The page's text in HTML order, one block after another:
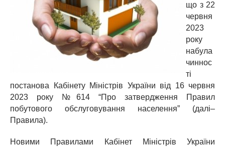
що з 22
червня
2023
року
набула
чиннос
ті
постанова Кабінету Міністрів України від 16 червня
2023 року №614 “Про затвердження Правил
побутового обслуговування населення” (далі–
Правила).
Новими Правилами Кабінет Міністрів України